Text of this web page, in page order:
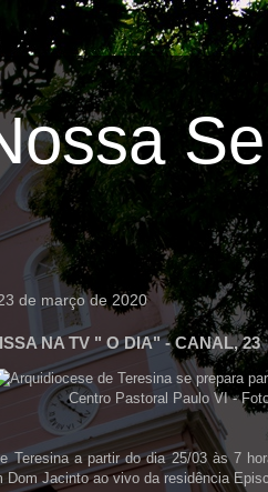
de março de 2020
NA TV " O DIA" - CANAL, 23
Centro Pastoral Paulo VI -
Teresina a partir do dia 25/03 às 7
Dom Jacinto ao vivo da residência